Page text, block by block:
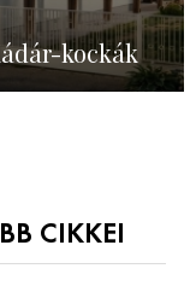
kockák
CIKKEI